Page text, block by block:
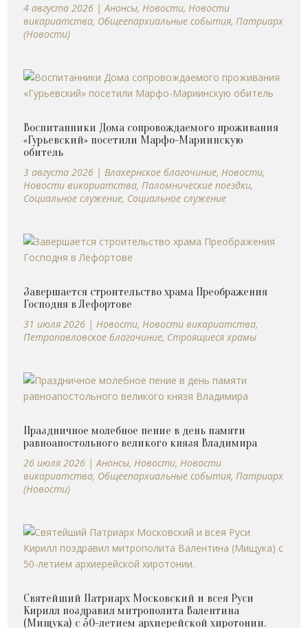
4 августа 2026 |Анонсы, Новости, Новости
викариатства, Общеепархиальные события, Патриарх
(Новости)
Воспитанники Дома сопровождаемого проживания
«Гурьевский» посетили Марфо-Мариинскую
обитель
3 августа 2026 | Влахернское благочиние, Новости,
Новости викариатства, Паломнические поездки,
Социальное служение, Социальное служение
Завершается строительство храма Преображения
Господня в Лефортове
31 июля 2026 | Новости, Новости викариатства,
Петропавловское благочиние, Строящиеся храмы
Праздничное молебное пение в день памяти
равноапостольного великого князя Владимира
26 июля 2026 |Анонсы, Новости, Новости
викариатства, Общеепархиальные события, Патриарх
(Новости)
Святейший Патриарх Московский и всея Руси
Кирилл поздравил митрополита Валентина
(Мищука) с 50-летием архиерейской хиротонии.